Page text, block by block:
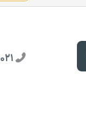
۰۲۱ ۴۳۰۰۰ ۰۲۱